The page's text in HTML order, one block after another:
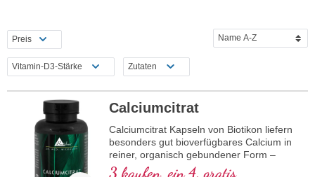
Preis
Vitamin-D3-Stärke Zutaten
Calciumcitrat
Calciumcitrat Kapseln von Biotikon liefern
besonders gut bioverfügbares Calcium in
reiner, organisch gebundener Form –
perfekt für alle, die Wert auf höchste
3 kaufen, ein 4. gratis